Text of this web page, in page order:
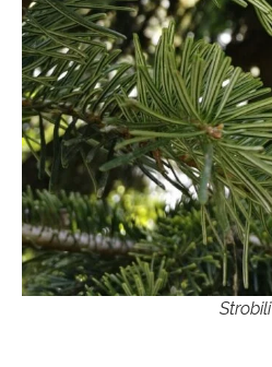
Strobili